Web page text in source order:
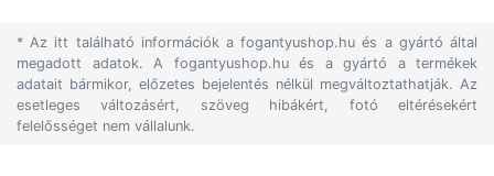
* Az itt található információk a fogantyushop.hu és a gyártó által
megadott adatok. A fogantyushop.hu és a gyártó a termékek
adatait bármikor, előzetes bejelentés nélkül megváltoztathatják. Az
esetleges változásért, szöveg hibákért, fotó eltérésekért
felelősséget nem vállalunk.